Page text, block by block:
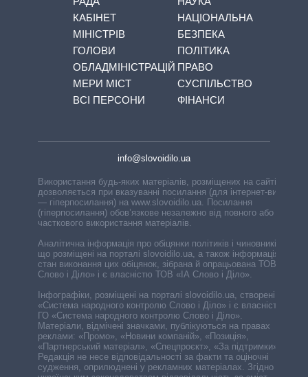
КАБІНЕТ
МІНІСТРІВ
ГОЛОВИ
ОБЛАДМІНІСТРАЦІЙ
МЕРИ МІСТ
ВСІ ПЕРСОНИ
НАЦІОНАЛЬНА
БЕЗПЕКА
ПОЛІТИКА
ПРАВО
СУСПІЛЬСТВО
ФІНАНСИ
info@slovoidilo.ua
Використання будь-яких матеріалів, розміщених на сайті,
дозволяється при вказуванні посилання (для інтернет-видань
— гіперпосилання) на www.slovoidilo.ua. Посилання
(гіперпосилання) обов’язкове незалежно від повного або
часткового використання матеріалів.
Аналітична інформація про обіцянки політиків і чиновників,
що розміщені на порталі slovoidilo.ua, а також інформація про
стан виконання цих обіцянок, зібрана й опрацьована ТОВ «ІА
Слово і Діло» і є власністю ТОВ «ІА Слово і Діло».
Інфографіки, розміщені на порталі slovoidilo.ua, створені ГО
«Система народного контролю Слово і Діло» і є власністю
ГО «Система народного контролю Слово і Діло».
Матеріали, відмічені значками, публікуються на правах
реклами: «Промо», «Новини компаній», «Позиція»,
«Партнерський матеріал», «Спецпроєкт», «За підтримки».
Редакція не несе відповідальності за факти та оціночні
судження, оприлюднені у рекламних матеріалах. Згідно з